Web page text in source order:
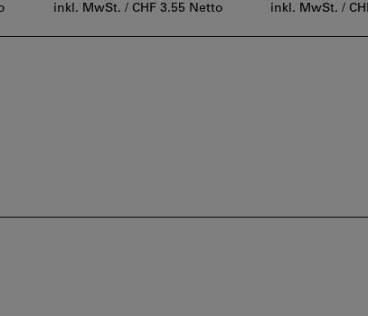
inkl. MwSt. / CHF 3.55 Netto inkl. MwSt. /